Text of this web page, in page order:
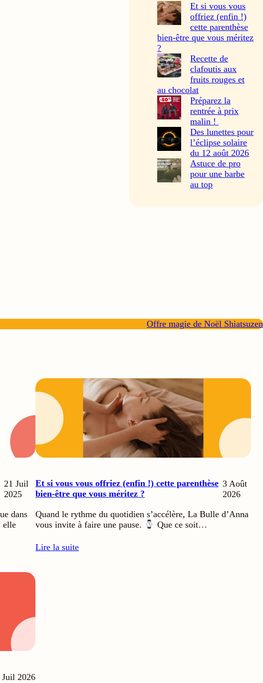
Et si vous vous
offriez (enfin !)
cette parenthèse
bien-être que vous méritez
?
Recette de
clafoutis aux
fruits rouges et
au chocolat
Préparez la
rentrée à prix
malin !
Des lunettes pour
l’éclipse solaire
du 12 août 2026
Astuce de pro
pour une barbe
au top
Offre magie de Noël Shiatsuzen
21 Juil
2025
dans
elle
Et si vous vous offriez (enfin !) cette parenthèse
bien-être que vous méritez ?
3 Août
2026
Quand le rythme du quotidien s’accélère, La Bulle d’Anna
vous invite à faire une pause.
Que ce soit…
Lire la suite
Juil 2026